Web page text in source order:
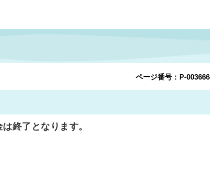
ページ番号：P-003666
終了となります。